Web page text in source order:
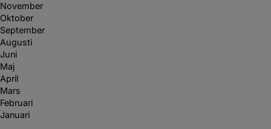
November
Oktober
September
Augusti
Juni
Maj
April
Mars
Februari
Januari